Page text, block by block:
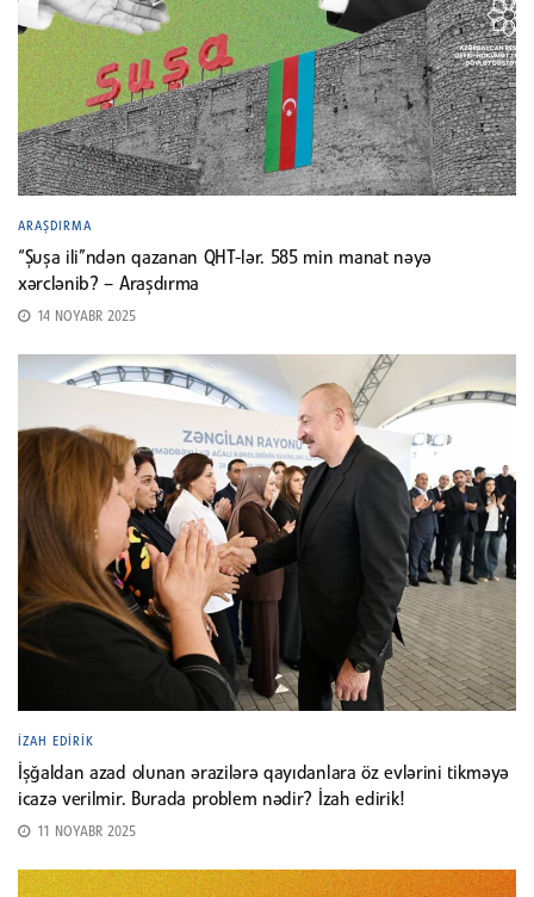
ARAŞDIRMA
“Şuşa ili”ndən qazanan QHT-lər. 585 min manat nəyə
xərclənib? – Araşdırma
14 NOYABR 2025
İZAH EDIRIK
İşğaldan azad olunan ərazilərə qayıdanlara öz evlərini tikməyə
icazə verilmir. Burada problem nədir? İzah edirik!
11 NOYABR 2025